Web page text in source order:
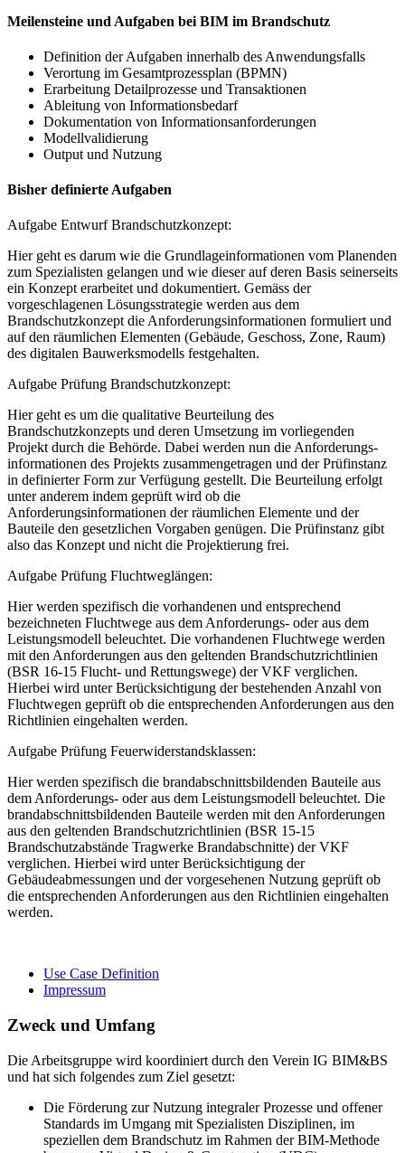
Meilensteine und Aufgaben bei BIM im Brandschutz
Definition der Aufgaben innerhalb des Anwendungsfalls
Verortung im Gesamtprozessplan (BPMN)
Erarbeitung Detailprozesse und Transaktionen
Ableitung von Informationsbedarf
Dokumentation von Informationsanforderungen
Modellvalidierung
Output und Nutzung
Bisher definierte Aufgaben
Aufgabe Entwurf Brandschutzkonzept:
Hier geht es darum wie die Grundlageinformationen vom Planenden
zum Spezialisten gelangen und wie dieser auf deren Basis seinerseits
ein Konzept erarbeitet und dokumentiert. Gemäss der
vorgeschlagenen Lösungsstrategie werden aus dem
Brandschutzkonzept die Anforderungsinformationen formuliert und
auf den räumlichen Elementen (Gebäude, Geschoss, Zone, Raum)
des digitalen Bauwerksmodells festgehalten.
Aufgabe Prüfung Brandschutzkonzept:
Hier geht es um die qualitative Beurteilung des
Brandschutzkonzepts und deren Umsetzung im vorliegenden
Projekt durch die Behörde. Dabei werden nun die Anforderungs-
informationen des Projekts zusammengetragen und der Prüfinstanz
in definierter Form zur Verfügung gestellt. Die Beurteilung erfolgt
unter anderem indem geprüft wird ob die
Anforderungsinformationen der räumlichen Elemente und der
Bauteile den gesetzlichen Vorgaben genügen. Die Prüfinstanz gibt
also das Konzept und nicht die Projektierung frei.
Aufgabe Prüfung Fluchtweglängen:
Hier werden spezifisch die vorhandenen und entsprechend
bezeichneten Fluchtwege aus dem Anforderungs- oder aus dem
Leistungsmodell beleuchtet. Die vorhandenen Fluchtwege werden
mit den Anforderungen aus den geltenden Brandschutzrichtlinien
(BSR 16-15 Flucht- und Rettungswege) der VKF verglichen.
Hierbei wird unter Berücksichtigung der bestehenden Anzahl von
Fluchtwegen geprüft ob die entsprechenden Anforderungen aus den
Richtlinien eingehalten werden.
Aufgabe Prüfung Feuerwiderstandsklassen:
Hier werden spezifisch die brandabschnittsbildenden Bauteile aus
dem Anforderungs- oder aus dem Leistungsmodell beleuchtet. Die
brandabschnittsbildenden Bauteile werden mit den Anforderungen
aus den geltenden Brandschutzrichtlinien (BSR 15-15
Brandschutzabstände Tragwerke Brandabschnitte) der VKF
verglichen. Hierbei wird unter Berücksichtigung der
Gebäudeabmessungen und der vorgesehenen Nutzung geprüft ob
die entsprechenden Anforderungen aus den Richtlinien eingehalten
werden.
Use Case Definition
Impressum
Zweck und Umfang
Die Arbeitsgruppe wird koordiniert durch den Verein IG BIM&BS
und hat sich folgendes zum Ziel gesetzt:
Die Förderung zur Nutzung integraler Prozesse und offener
Standards im Umgang mit Spezialisten Disziplinen, im
speziellen dem Brandschutz im Rahmen der BIM-Methode